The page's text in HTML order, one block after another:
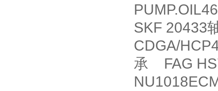
SKF 20433
CDGA/
承 FAG